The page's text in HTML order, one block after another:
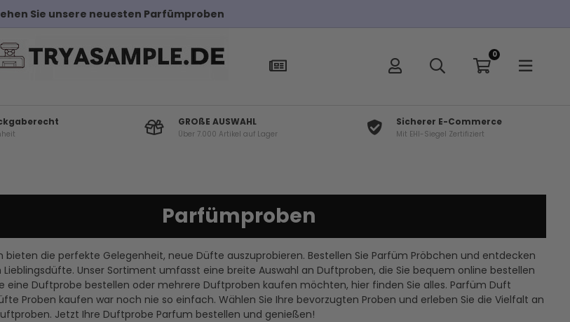
Sie unsere neuesten Parfümproben
0
GROßE AUSWAHL
Über 7.000 Artikel auf Lager
Sicherer E-Commerce
Mit EHI-Siegel Zertifiziert
Parfümproben
bieten die perfekte Gelegenheit, neue Düfte auszuprobieren. Bestellen Sie Parfüm Pröbchen und entdecken
Lieblingsdüfte. Unser Sortiment umfasst eine breite Auswahl an Duftproben, die Sie bequem online bestellen
eine Duftprobe bestellen oder mehrere Duftproben kaufen möchten, hier finden Sie alles. Parfüm Duft
Proben kaufen war noch nie so einfach. Wählen Sie Ihre bevorzugten Proben und erleben Sie die Vielfalt an
Jetzt Ihre Duftprobe Parfum bestellen und genießen!